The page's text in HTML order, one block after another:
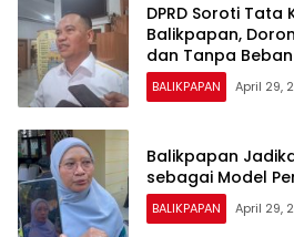
DPRD Soroti
Balikpapan,
dan Tanpa
BALIKPAPAN April 29,
Balikpapan
sebagai Model
BALIKPAPAN April 29,